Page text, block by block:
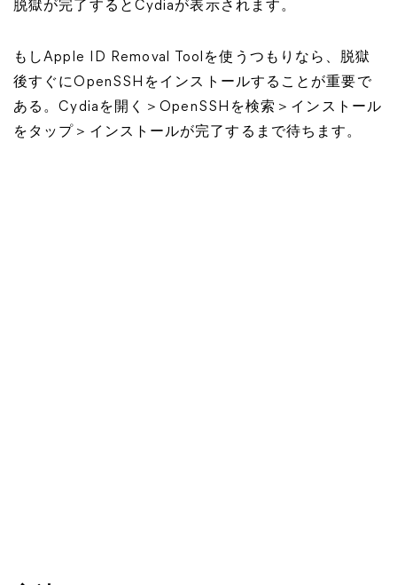
脱獄が完了するとCydiaが表示されます。
もしApple ID Removal Toolを使うつもりなら、脱獄
後すぐにOpenSSHをインストールすることが重要で
ある。Cydiaを開く＞OpenSSHを検索＞インストール
をタップ＞インストールが完了するまで待ちます。